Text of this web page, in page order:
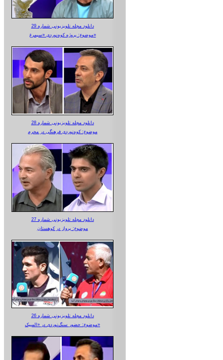
دانلود مجله تلویزیونی شماره 29
موضوع: پروژه کوه‌نوردی «سیمرغ»
دانلود مجله تلویزیونی شماره 28
موضوع: کوه‌نوردی فرهنگی در محرم
دانلود مجله تلویزیونی شماره 27
موضوع: پرواز در کوهستان
دانلود مجله تلویزیونی شماره 26
موضوع: حضور سنگ‌نوردی در «المپیک»